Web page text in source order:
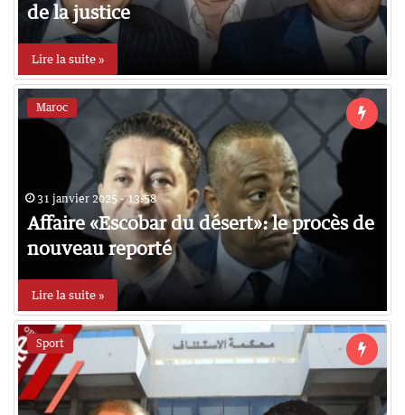
de la justice
Lire la suite »
Maroc
31 janvier 2025 - 13:58
Affaire «Escobar du désert»: le procès de
nouveau reporté
Lire la suite »
Sport